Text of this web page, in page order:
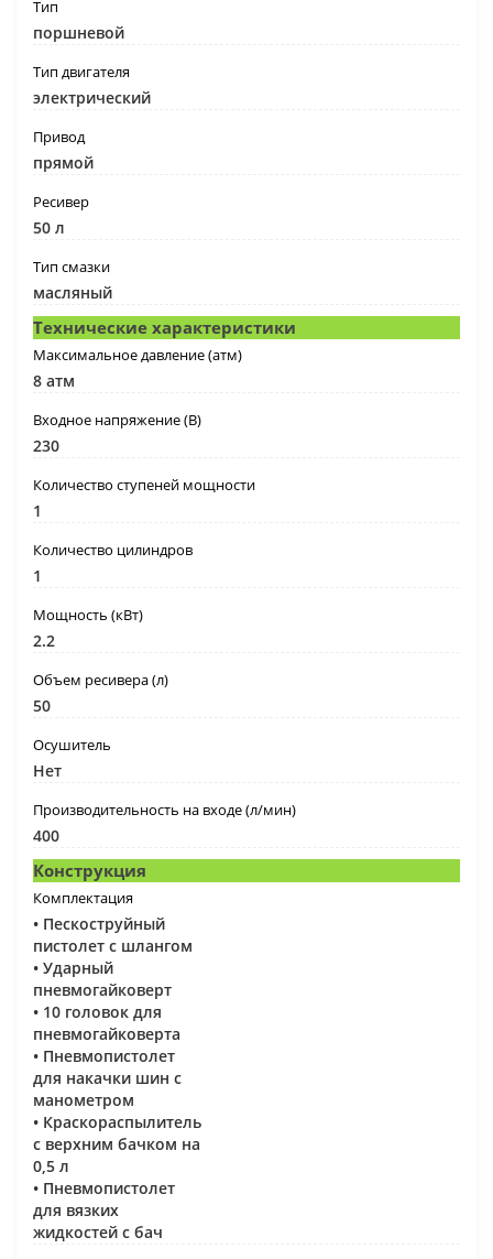
Тип
поршневой
Тип двигателя
электрический
Привод
прямой
Ресивер
50 л
Тип смазки
масляный
Технические характеристики
Максимальное давление (атм)
8 атм
Входное напряжение (В)
230
Количество ступеней мощности
1
Количество цилиндров
1
Мощность (кВт)
2.2
Объем ресивера (л)
50
Осушитель
Нет
Производительность на входе (л/мин)
400
Конструкция
Комплектация
• Пескоструйный
пистолет с шлангом
• Ударный
пневмогайковерт
• 10 головок для
пневмогайковерта
• Пневмопистолет
для накачки шин с
манометром
• Краскораспылитель
с верхним бачком на
0,5 л
• Пневмопистолет
для вязких
жидкостей с бач